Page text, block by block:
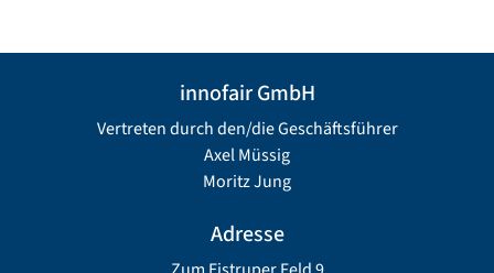
innofair GmbH
Vertreten durch den/die Geschäftsführer
Axel Müssig
Moritz Jung
Adresse